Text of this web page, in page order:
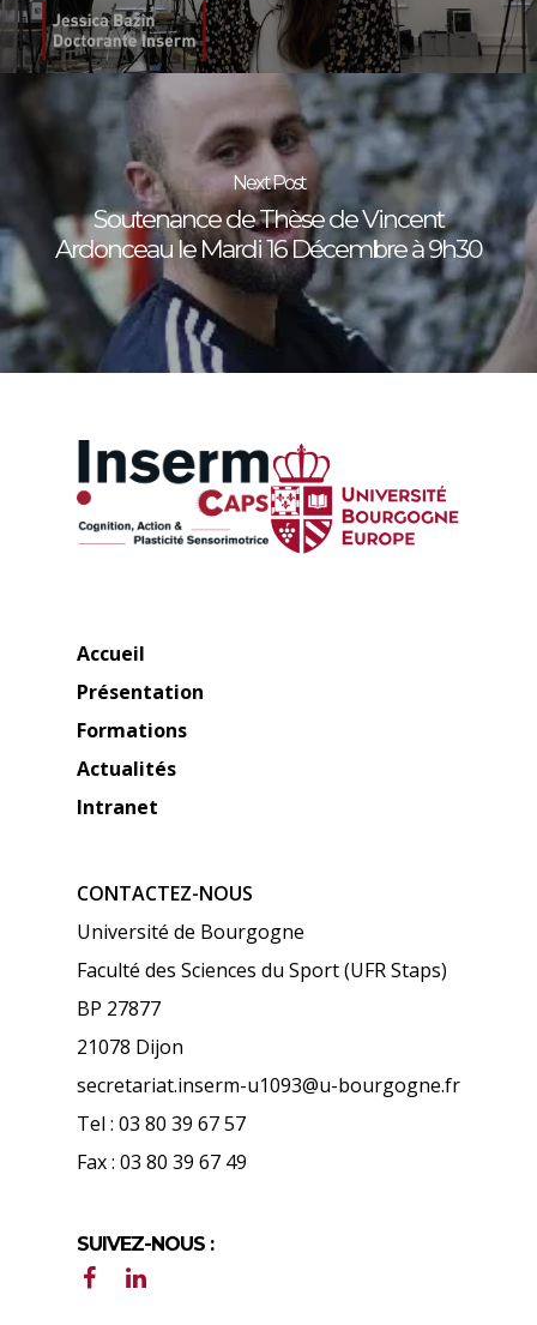
Next Post
Soutenance de Thèse de Vincent
Ardonceau le Mardi 16 Décembre à 9h30
Accueil
Présentation
Formations
Actualités
Intranet
CONTACTEZ-NOUS
Université de Bourgogne
Faculté des Sciences du Sport (UFR Staps)
BP 27877
21078 Dijon
secretariat.inserm-u1093@u-bourgogne.fr
Tel : 03 80 39 67 57
Fax : 03 80 39 67 49
SUIVEZ-NOUS :